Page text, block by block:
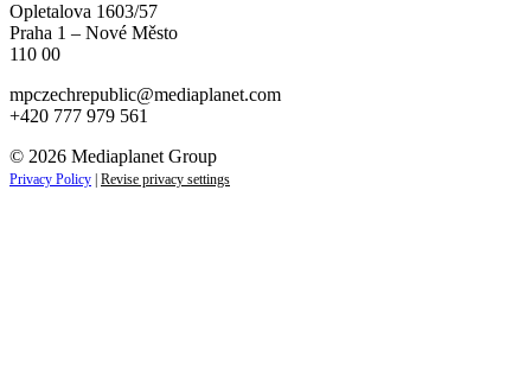
Opletalova 1603/57
Praha 1 – Nové Město
110 00
mpczechrepublic@mediaplanet.com
+420 777 979 561
© 2026 Mediaplanet Group
Privacy Policy Revise privacy settings